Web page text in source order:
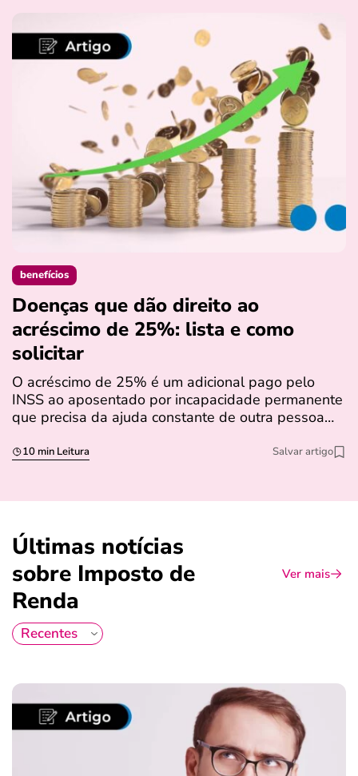
benefícios
Doenças que dão direito ao
acréscimo de 25%: lista e como
solicitar
O acréscimo de 25% é um adicional pago pelo
INSS ao aposentado por incapacidade permanente
que precisa da ajuda constante de outra pessoa…
10 min Leitura Salvar artigo
Últimas notícias
sobre Imposto de
Renda
Ver mais